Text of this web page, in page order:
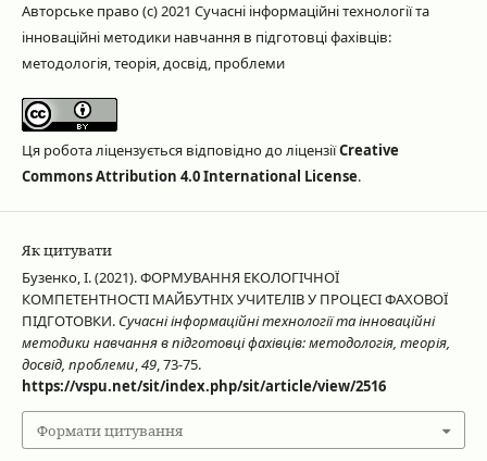
Авторське право (c) 2021 Сучасні інформаційні технології та
інноваційні методики навчання в підготовці фахівців:
методологія, теорія, досвід, проблеми
Ця робота ліцензується відповідно до ліцензіїCreative
Commons Attribution 4.0 International License.
Як цитувати
Бузенко, І. (2021). ФОРМУВАННЯ ЕКОЛОГІЧНОЇ
КОМПЕТЕНТНОСТІ МАЙБУТНІХ УЧИТЕЛІВ У ПРОЦЕСІ ФАХОВОЇ
ПІДГОТОВКИ. Сучасні інформаційні технології та інноваційні
методики навчання в підготовці фахівців: методологія, теорія,
досвід, проблеми,49, 73-75.
https://vspu.net/sit/index.php/sit/article/view/2516
Формати цитування